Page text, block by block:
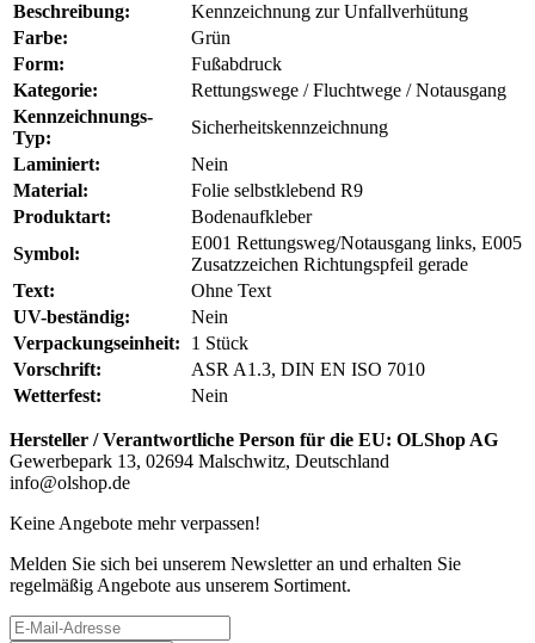
Beschreibung:
Kennzeichnung zur Unfallverhütung
Farbe:
Grün
Form:
Fußabdruck
Kategorie:
Rettungswege / Fluchtwege / Notausgang
Kennzeichnungs-
Typ:
Sicherheitskennzeichnung
Laminiert:
Nein
Material:
Folie selbstklebend R9
Produktart:
Bodenaufkleber
Symbol:
E001 Rettungsweg/Notausgang links, E005
Zusatzzeichen Richtungspfeil gerade
Text:
Ohne Text
UV-beständig:
Nein
Verpackungseinheit:
1 Stück
Vorschrift:
ASR A1.3, DIN EN ISO 7010
Wetterfest:
Nein
Hersteller / Verantwortliche Person für die EU: OLShop AG
Gewerbepark 13, 02694 Malschwitz, Deutschland
info@olshop.de
Keine Angebote mehr verpassen!
Melden Sie sich bei unserem Newsletter an und erhalten Sie
regelmäßig Angebote aus unserem Sortiment.